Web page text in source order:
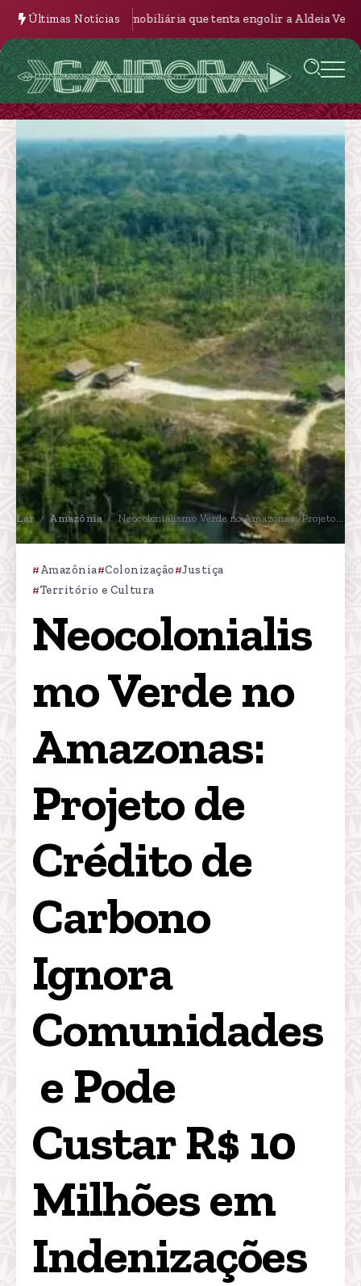
Últimas Notícias
e imobiliária que tenta engolir a Aldeia Velha A Nova
Lar / Amazônia / Neocolonialismo Verde no Amazonas: Projeto de Crédito de Carbono Ignora Comunidades e Pode Custar R$ 10 Milhões em Indenizações
Amazônia Colonização
Justiça
Território e Cultura
Neocolonialis
mo Verde no
Amazonas:
Projeto de
Crédito de
Carbono
Ignora
Comunidades
e Pode
Custar R$ 10
Milhões em
Indenizações